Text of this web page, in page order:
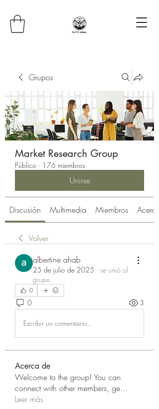
Grupos
Market Research Group
Público · 176 miembros
Unirse
Discusión Multimedia Miembros Acerca
Volver
albertine ahab
25 de julio de 2025 · se unió al
grupo.
0
0 3
Escribir un comentario...
Acerca de
Welcome to the group! You can
connect with other members, ge...
Leer más